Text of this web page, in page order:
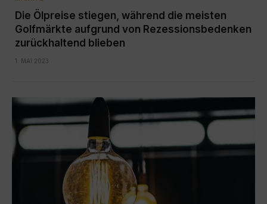
Die Ölpreise stiegen, während die meisten
Golfmärkte aufgrund von Rezessionsbedenken
zurückhaltend blieben
1. MAI 2023